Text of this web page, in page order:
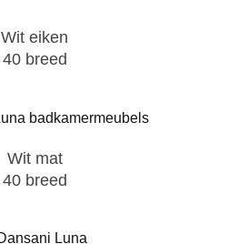
Wit eiken
40 breed
Wit mat
40 breed